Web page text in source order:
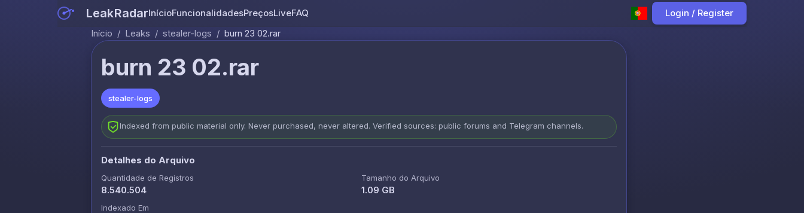
LeakRadarInícioFuncionalidadesPreçosLiveFAQ
Login / Register
Início / Leaks / stealer-logs / burn 23 02.rar
burn 23 02.rar
stealer-logs
Indexed from public material only. Never purchased, never altered. Verified sources: public forums and Telegram channels.
Detalhes do Arquivo
Quantidade de Registros
8.540.504
Tamanho do Arquivo
1.09 GB
Indexado Em